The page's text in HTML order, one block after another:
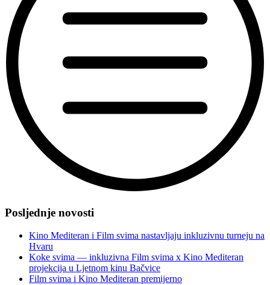
filmovi
zaplovili
zavladali
Festivalom
mediteranskog
Posljednje novosti
Kino Mediteran i Film svima nastavljaju inkluzivnu turneju na
Hvaru
Koke svima — inkluzivna Film svima x Kino Mediteran
projekcija u Ljetnom kinu Bačvice
Film svima i Kino Mediteran premijerno